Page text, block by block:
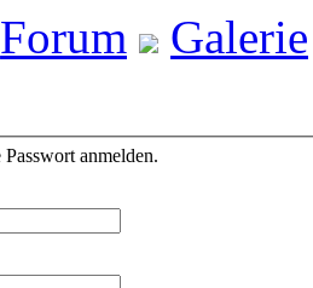
Forum Galerie
anmelden.